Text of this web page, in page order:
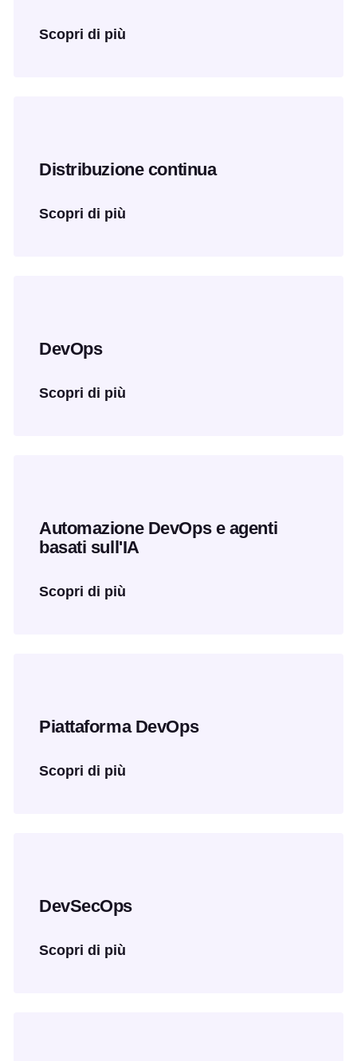
Scopri di più
Distribuzione continua
Scopri di più
DevOps
Scopri di più
Automazione DevOps e agenti
basati sull'IA
Scopri di più
Piattaforma DevOps
Scopri di più
DevSecOps
Scopri di più